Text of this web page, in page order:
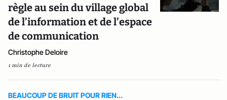
règle au sein du village global
de l’information et de l’espace
de communication
Christophe Deloire
1 min de lecture
BEAUCOUP DE BRUIT POUR RIEN...